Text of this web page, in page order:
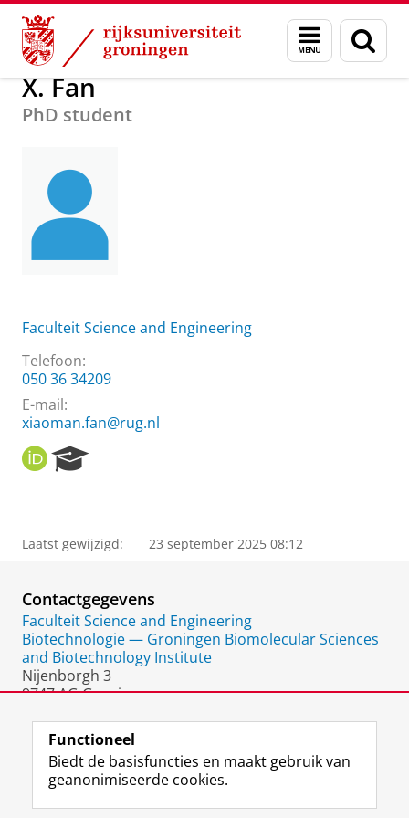
Skip
Content
Skip
Navigation
Menu
en
zoeken
Over ons Praktische zaken Waar vindt u ons X. Fan
X. Fan
PhD student
Faculteit Science and Engineering
Telefoon:
050 36 34209
E-mail:
xiaoman.fan@rug.nl
O
R
I
e
r
P
o
r
t
a
l
Laatst gewijzigd: 23 september 2025 08:12
Contactgegevens
Faculteit Science and Engineering
Biotechnologie — Groningen Biomolecular Sciences
and Biotechnology Institute
Nijenborgh 3
9747 AG Groningen
Volg de RUG F L R I Y
Functioneel
Biedt de basisfuncties en maakt gebruik van
geanonimiseerde cookies.